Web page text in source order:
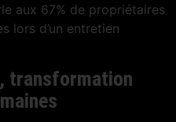
aux 67% de propriétaires
lors d’un entretien
transformation